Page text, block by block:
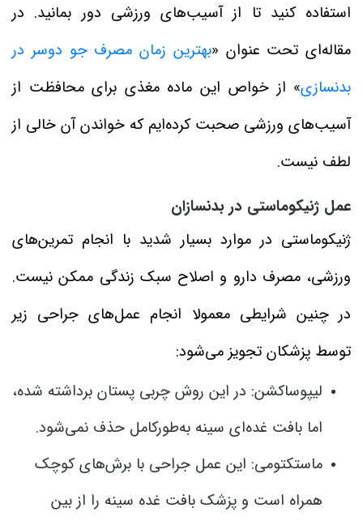
استفاده کنید تا از آسیب‌های ورزشی دور بمانید. در
مقاله‌ای تحت عنوان «بهترین زمان مصرف جو دوسر در
بدنسازی» از خواص این ماده مغذی برای محافظت از
آسیب‌های ورزشی صحبت کرده‌ایم که خواندن آن خالی از
لطف نیست.
عمل ژنیکوماستی در بدنسازان
ژنیکوماستی در موارد بسیار شدید با انجام تمرین‌های
ورزشی، مصرف دارو و اصلاح سبک زندگی ممکن نیست.
در چنین شرایطی معمولا انجام عمل‌های جراحی زیر
توسط پزشکان تجویز می‌شود:
لیپوساکشن: در این روش چربی پستان برداشته شده،
اما بافت غده‌ای سینه به‌طورکامل حذف نمی‌شود.
ماستکتومی: این عمل جراحی با برش‌های کوچک
همراه است و پزشک بافت غده سینه را از بین